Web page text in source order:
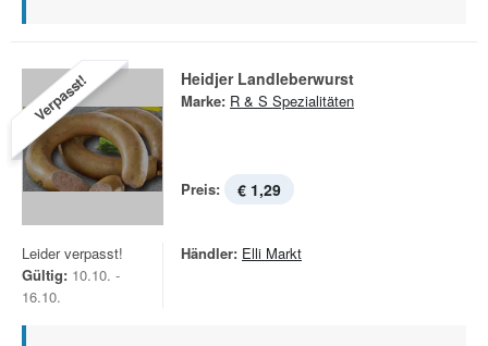
Verpasst! Heidjer Landleberwurst
Marke: R & S Spezialitäten
Preis: € 1,29
Leider verpasst!
Gültig: 10.10. -
16.10.
Händler: Elli Markt